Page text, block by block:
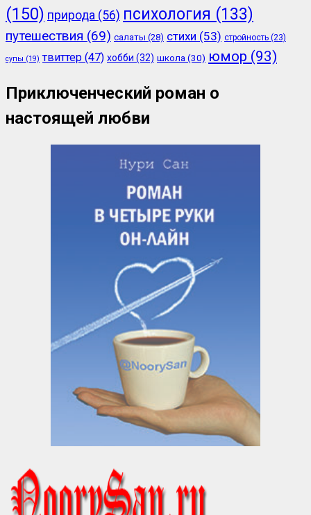
(150) природа (56) психология (133)
путешествия (69) салаты (28) стихи (53) стройность (23)
супы (19) твиттер (47) хобби (32) школа (30) юмор (93)
Приключенческий роман о
настоящей любви